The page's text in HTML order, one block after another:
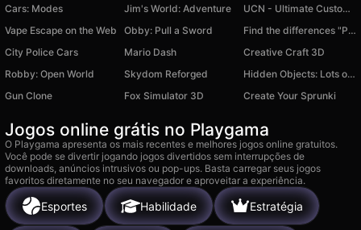
Cars: Modes Jim's World: Adventure
UCN - Ultimate Custom Night
Vape Escape on the Web
Obby: Pull a Sword
Find the differences "Paintings of the world"
City Police Cars
Mario Dash
Creative Craft 3D
Robby: Open World
Skydom Reforged
Hidden Objects: Lots of Things
Gun Clone
Fox Simulator 3D Create Your Sprunki
Jogos online grátis no Playgama
O Playgama apresenta os mais recentes e melhores jogos online gratuitos.
Você pode se divertir jogando jogos divertidos sem interrupções de
downloads, anúncios intrusivos ou pop-ups. Basta carregar seus jogos
favoritos diretamente no seu navegador e aproveitar a experiência.
Esportes Habilidade Estratégia